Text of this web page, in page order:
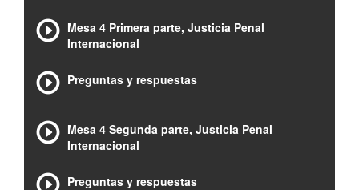
Mesa 4 Primera parte, Justicia Penal
Internacional
Preguntas y respuestas
Mesa 4 Segunda parte, Justicia Penal
Internacional
Preguntas y respuestas